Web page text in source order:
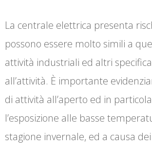
La centrale elettrica presenta
possono essere molto simili a
attività industriali ed altri
all’attività. È importante
di attività all’aperto ed in
l’esposizione alle basse
stagione invernale, ed a causa